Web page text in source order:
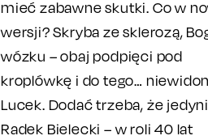
mieć zabawne skutki. Co w
wersji? Skryba ze sklerozą,
wózku – obaj podpięci pod
kroplówkę i do tego…
Lucek. Dodać trzeba, że
Radek Bielecki – w roli 40 lat